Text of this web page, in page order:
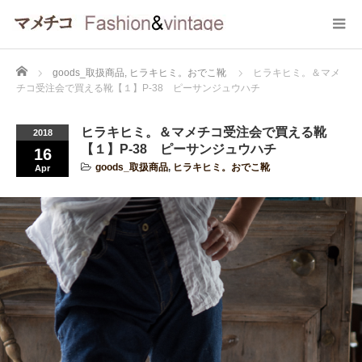
Home goods_取扱商品, ヒラキヒミ。おでこ靴
ヒラキヒミ。＆マメ
チコ受注会で買える靴【１】P-38 ピーサンジュウハチ
2018
16
Apr
ヒラキヒミ。＆マメチコ受注会で買える靴
【１】P-38 ピーサンジュウハチ
goods_取扱商品, ヒラキヒミ。おでこ靴